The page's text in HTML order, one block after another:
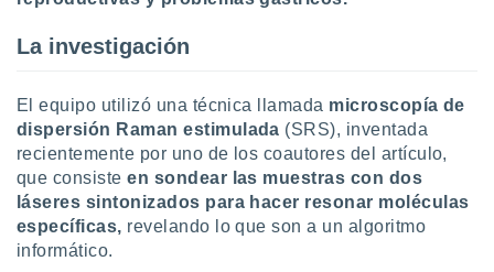
La investigación
El equipo utilizó una técnica llamada microscopía de
dispersión Raman estimulada (SRS), inventada
recientemente por uno de los coautores del artículo,
que consiste en sondear las muestras con dos
láseres sintonizados para hacer resonar moléculas
específicas, revelando lo que son a un algoritmo
informático.